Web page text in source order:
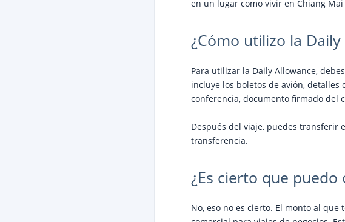
en un lugar como vivir en Chiang
¿Cómo utilizo la Daily
Para utilizar la Daily Allowance,
incluye los boletos de avión,
conferencia, documento firmado del
Después del viaje, puedes transferir
transferencia.
¿Es cierto que
No, eso no es cierto. El monto al